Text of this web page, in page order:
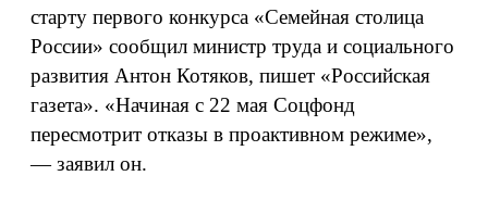
старту первого конкурса «Семейная столица
России» сообщил министр труда и социального
развития Антон Котяков, пишет «Российская
газета». «Начиная с 22 мая Соцфонд
пересмотрит отказы в проактивном режиме»,
— заявил он.